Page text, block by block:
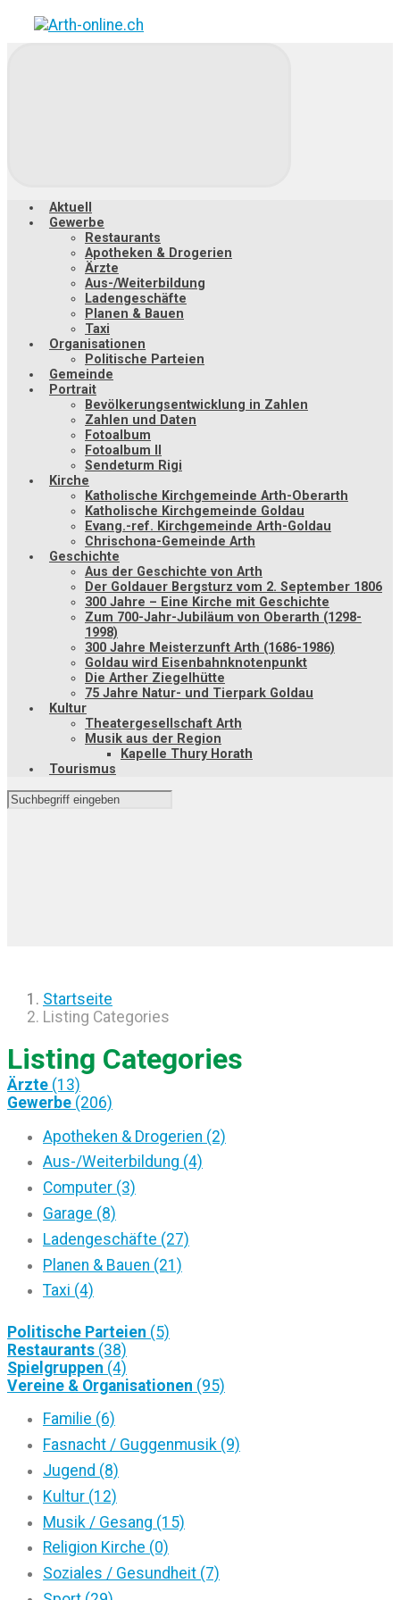
Zum
Hauptinhalt
Aktuell
Gewerbe
Restaurants
Apotheken & Drogerien
Ärzte
Aus-/Weiterbildung
Ladengeschäfte
Planen & Bauen
Taxi
Organisationen
Politische Parteien
Gemeinde
Portrait
Bevölkerungsentwicklung in Zahlen
Zahlen und Daten
Fotoalbum
Fotoalbum II
Sendeturm Rigi
Kirche
Katholische Kirchgemeinde Arth-Oberarth
Katholische Kirchgemeinde Goldau
Evang.-ref. Kirchgemeinde Arth-Goldau
Chrischona-Gemeinde Arth
Geschichte
Aus der Geschichte von Arth
Der Goldauer Bergsturz vom 2. September 1806
300 Jahre – Eine Kirche mit Geschichte
Zum 700-Jahr-Jubiläum von Oberarth (1298-
1998)
300 Jahre Meisterzunft Arth (1686-1986)
Goldau wird Eisenbahnknotenpunkt
Die Arther Ziegelhütte
75 Jahre Natur- und Tierpark Goldau
Kultur
Theatergesellschaft Arth
Musik aus der Region
Kapelle Thury Horath
Tourismus
Startseite
Listing Categories
Listing Categories
Ärzte (13)
Gewerbe (206)
Apotheken & Drogerien (2)
Aus-/Weiterbildung (4)
Computer (3)
Garage (8)
Ladengeschäfte (27)
Planen & Bauen (21)
Taxi (4)
Politische Parteien (5)
Restaurants (38)
Spielgruppen (4)
Vereine & Organisationen (95)
Familie (6)
Fasnacht / Guggenmusik (9)
Jugend (8)
Kultur (12)
Musik / Gesang (15)
Religion Kirche (0)
Soziales / Gesundheit (7)